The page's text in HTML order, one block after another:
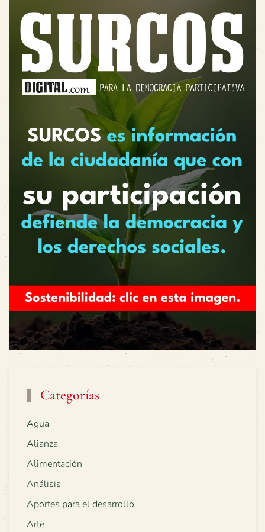
Categorías
Agua
Alianza
Alimentación
Análisis
Aportes para el desarrollo
Arte